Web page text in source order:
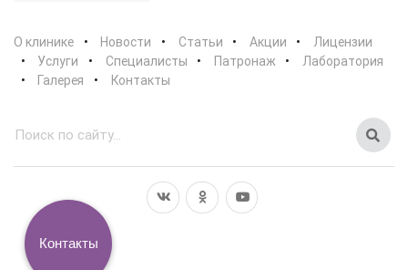
О клинике Новости Статьи Акции
Лицензии
Услуги
Специалисты Патронаж
Лаборатория
Галерея
Контакты
Контакты